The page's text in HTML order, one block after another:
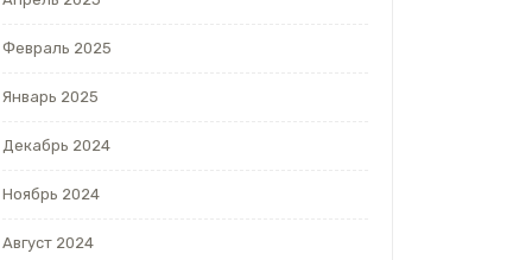
Февраль 2025
Январь 2025
Декабрь 2024
Ноябрь 2024
Август 2024